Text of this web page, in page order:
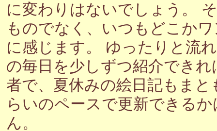
に変わりはないでしょう。
ものでなく、いつもどこか
に感じます。 ゆったりと流
の毎日を少しずつ紹介でき
者で、夏休みの絵日記もま
らいのペースで更新できる
ん。